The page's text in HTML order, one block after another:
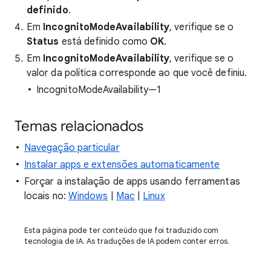
definido.
Em IncognitoModeAvailability, verifique se o
Status está definido como OK.
Em IncognitoModeAvailability, verifique se o
valor da política corresponde ao que você definiu.
IncognitoModeAvailability—1
Temas relacionados
Navegação particular
Instalar apps e extensões automaticamente
Forçar a instalação de apps usando ferramentas
locais no: Windows Mac Linux
Esta página pode ter conteúdo que foi traduzido com
tecnologia de IA. As traduções de IA podem conter erros.